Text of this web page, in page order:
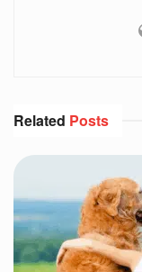
Related Posts